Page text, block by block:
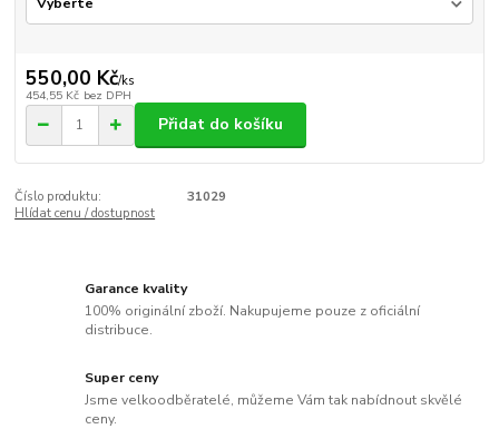
550,00 Kč/ks
454,55 Kč bez DPH
Přidat do košíku
Číslo produktu:
31029
Hlídat cenu / dostupnost
Garance kvality
100% originální zboží. Nakupujeme pouze z oficiální
distribuce.
Super ceny
Jsme velkoodběratelé, můžeme Vám tak nabídnout skvělé
ceny.